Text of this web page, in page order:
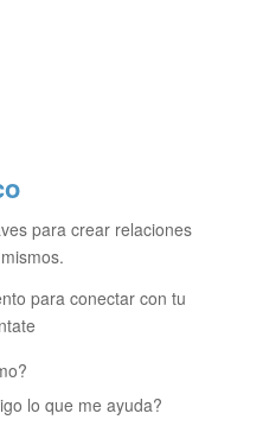
para crear relaciones
para conectar con tu
lo que me ayuda?